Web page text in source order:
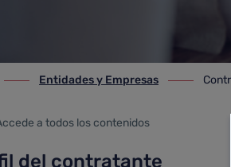
a Entidades y Empresas
Entidades y Empresas
ir-a
a todos los contenidos
del contratante